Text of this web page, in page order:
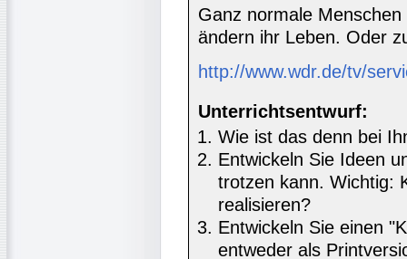
Ganz normale
ändern ihr Leben. Oder
http://www.wdr.de/tv/
Unterrichtsentwurf:
Wie ist das denn bei
Entwickeln Sie Ideen
trotzen kann. Wichtig:
realisieren?
Entwickeln Sie einen
entweder als